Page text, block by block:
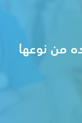
من نوعها